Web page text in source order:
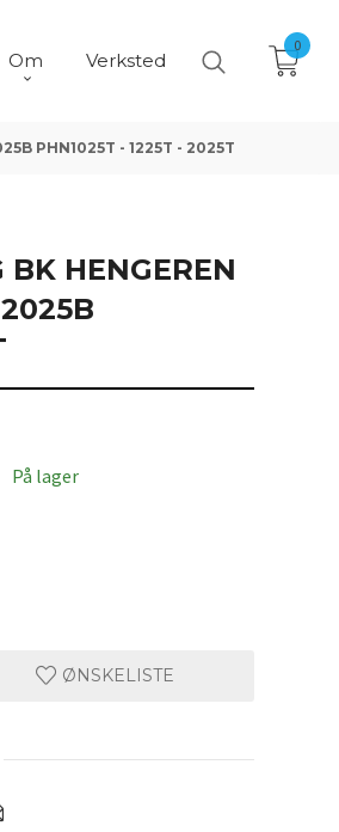
Om Verksted
0
PHN1025T - 1225T - 2025T
HENGEREN
På lager
ØNSKELISTE